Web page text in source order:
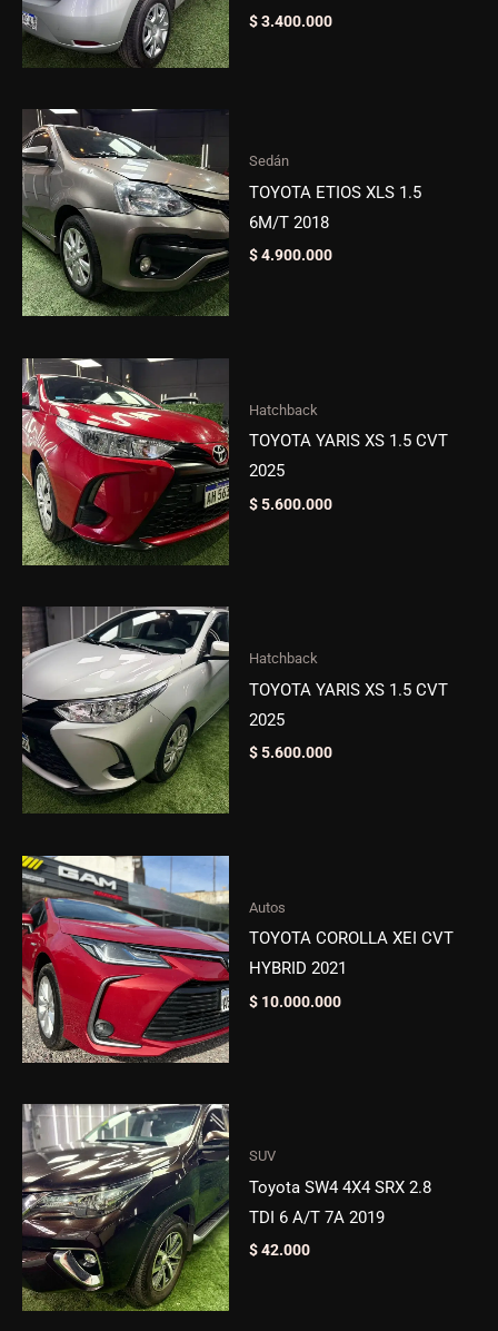
$3.400.000
Sedán
TOYOTA ETIOS XLS 1.5
6M/T 2018
$4.900.000
Hatchback
TOYOTA YARIS XS 1.5 CVT
2025
$5.600.000
Hatchback
TOYOTA YARIS XS 1.5 CVT
2025
$5.600.000
Autos
TOYOTA COROLLA XEI CVT
HYBRID 2021
$ 10.000.000
SUV
Toyota SW4 4X4 SRX 2.8
TDI 6 A/T 7A 2019
$42.000